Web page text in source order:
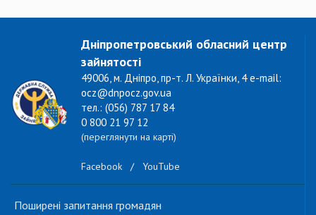
Дніпропетровський обласний центр
зайнятості
49006, м. Дніпро, пр-т. Л. Українки, 4 e-mail:
ocz@dnpocz.gov.ua
тел.: (056) 787 17 84
0 800 21 97 12
(переглянути на карті)
Facebook / YouTube
Поширені запитання громадян